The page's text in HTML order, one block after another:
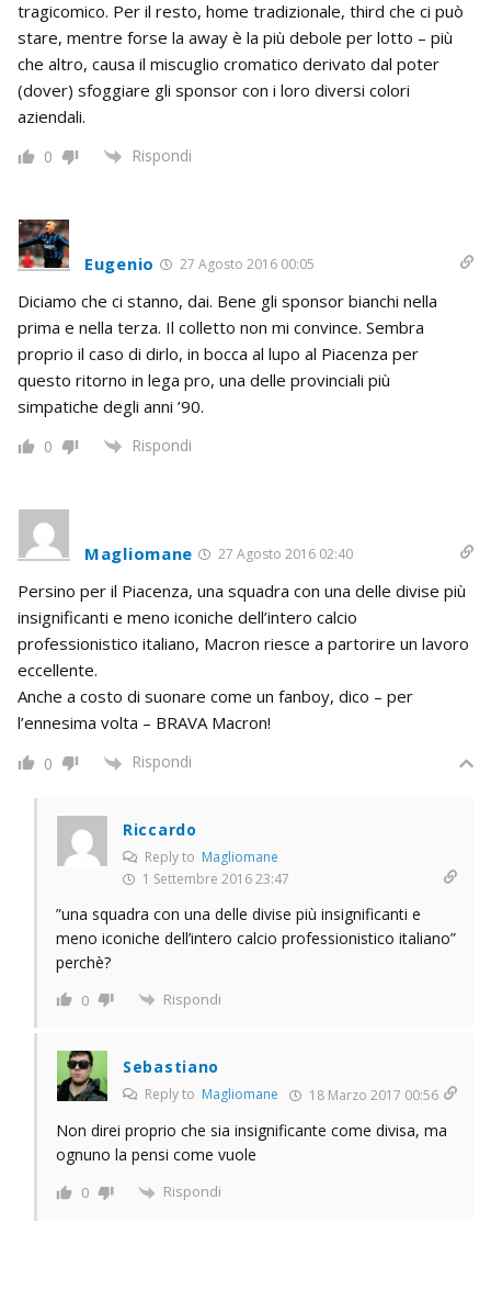
tragicomico. Per il resto, home tradizionale, third che ci può
stare, mentre forse la away è la più debole per lotto – più
che altro, causa il miscuglio cromatico derivato dal poter
(dover) sfoggiare gli sponsor con i loro diversi colori
aziendali.
0 Rispondi
Eugenio 27 Agosto 2016 00:05
Diciamo che ci stanno, dai. Bene gli sponsor bianchi nella
prima e nella terza. Il colletto non mi convince. Sembra
proprio il caso di dirlo, in bocca al lupo al Piacenza per
questo ritorno in lega pro, una delle provinciali più
simpatiche degli anni ’90.
0 Rispondi
Magliomane 27 Agosto 2016 02:40
Persino per il Piacenza, una squadra con una delle divise più
insignificanti e meno iconiche dell’intero calcio
professionistico italiano, Macron riesce a partorire un lavoro
eccellente.
Anche a costo di suonare come un fanboy, dico – per
l’ennesima volta – BRAVA Macron!
0 Rispondi
Riccardo
Reply to Magliomane
1 Settembre 2016 23:47
”una squadra con una delle divise più insignificanti e
meno iconiche dell’intero calcio professionistico italiano”
perchè?
0 Rispondi
Sebastiano
Reply to Magliomane 18 Marzo 2017 00:56
Non direi proprio che sia insignificante come divisa, ma
ognuno la pensi come vuole
0 Rispondi